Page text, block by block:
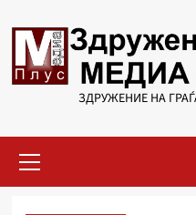
to
content
ЗДРУЖЕНИЕ НА
Menu